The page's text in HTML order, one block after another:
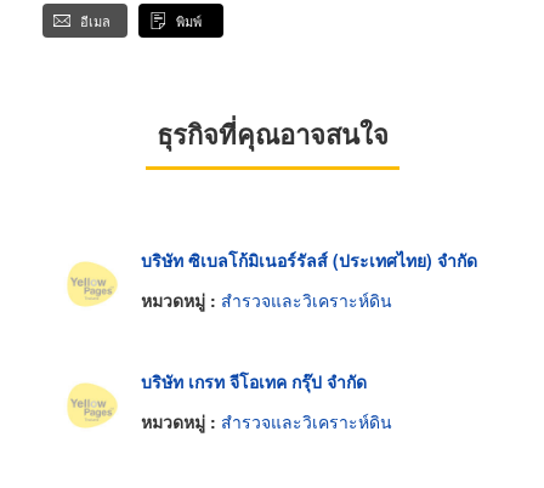
อีเมล พิมพ์
ธุรกิจที่คุณอาจสนใจ
บริษัท ซิเบลโก้มิเนอร์รัลส์ (ประเทศไทย) จำกัด
หมวดหมู่ : สำรวจและวิเคราะห์ดิน
บริษัท เกรท จีโอเทค กรุ๊ป จำกัด
หมวดหมู่ : สำรวจและวิเคราะห์ดิน